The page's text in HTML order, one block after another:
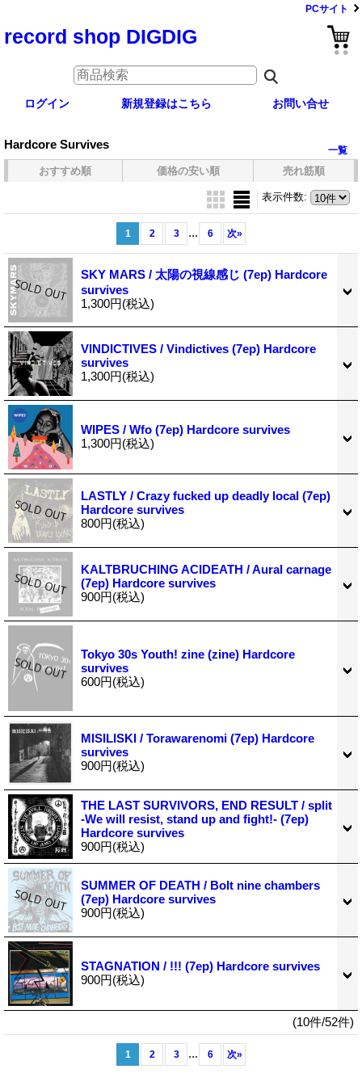
PCサイト
record shop DIGDIG
ログイン 新規登録はこちら お問い合せ
Hardcore Survives 一覧
おすすめ順 価格の安い順 売れ筋順
表示件数:
1 2 3 ... 6 次»
SKY MARS / 太陽の視線感じ (7ep) Hardcore
survives
1,300円(税込)
VINDICTIVES / Vindictives (7ep) Hardcore
survives
1,300円(税込)
WIPES / Wfo (7ep) Hardcore survives
1,300円(税込)
LASTLY / Crazy fucked up deadly local (7ep)
Hardcore survives
800円(税込)
KALTBRUCHING ACIDEATH / Aural carnage
(7ep) Hardcore survives
900円(税込)
Tokyo 30s Youth! zine (zine) Hardcore
survives
600円(税込)
MISILISKI / Torawarenomi (7ep) Hardcore
survives
900円(税込)
THE LAST SURVIVORS, END RESULT / split
-We will resist, stand up and fight!- (7ep)
Hardcore survives
900円(税込)
SUMMER OF DEATH / Bolt nine chambers
(7ep) Hardcore survives
900円(税込)
STAGNATION / !!! (7ep) Hardcore survives
900円(税込)
(10件/52件)
1 2 3 ... 6 次»